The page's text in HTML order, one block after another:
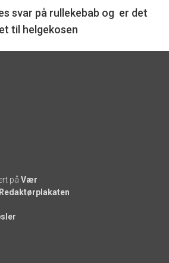
svar på rullekebab og er det
til helgekosen
på Vær
Redaktørplakaten